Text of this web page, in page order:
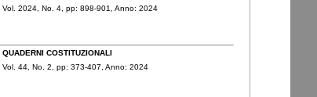
Vol. 2024, No. 4, pp: 898-901, Anno: 2024
QUADERNI COSTITUZIONALI
Vol. 44, No. 2, pp: 373-407, Anno: 2024